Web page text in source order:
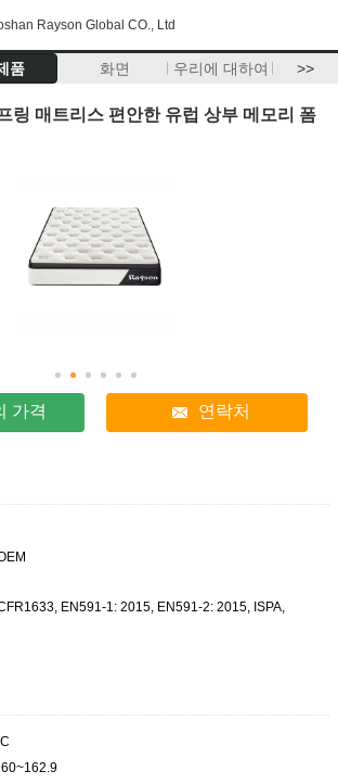
Rayson Global CO., Ltd
품 화면 우리에 대하여 >>
링 매트리스 편안한 유럽 상부 메모리 폼
가격 연락처
EN591-1: 2015, EN591-2: 2015, ISPA,